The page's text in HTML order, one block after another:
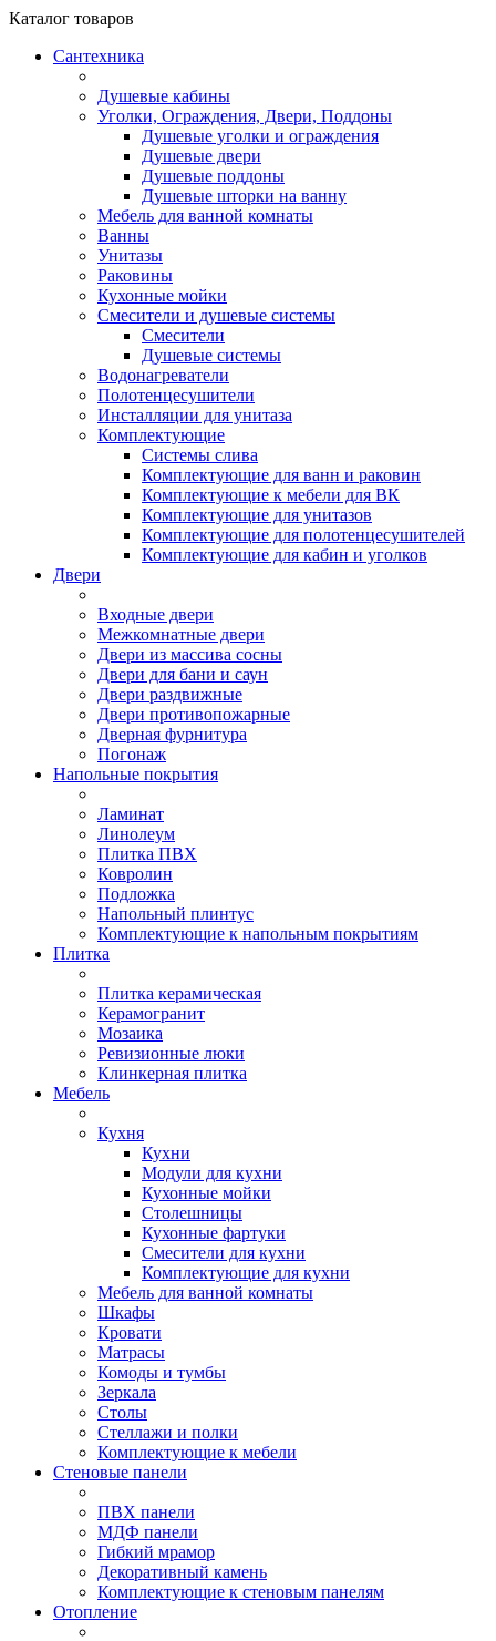
Каталог товаров
Сантехника
Душевые кабины
Уголки, Ограждения, Двери, Поддоны
Душевые уголки и ограждения
Душевые двери
Душевые поддоны
Душевые шторки на ванну
Мебель для ванной комнаты
Ванны
Унитазы
Раковины
Кухонные мойки
Смесители и душевые системы
Смесители
Душевые системы
Водонагреватели
Полотенцесушители
Инсталляции для унитаза
Комплектующие
Системы слива
Комплектующие для ванн и раковин
Комплектующие к мебели для ВК
Комплектующие для унитазов
Комплектующие для полотенцесушителей
Комплектующие для кабин и уголков
Двери
Входные двери
Межкомнатные двери
Двери из массива сосны
Двери для бани и саун
Двери раздвижные
Двери противопожарные
Дверная фурнитура
Погонаж
Напольные покрытия
Ламинат
Линолеум
Плитка ПВХ
Ковролин
Подложка
Напольный плинтус
Комплектующие к напольным покрытиям
Плитка
Плитка керамическая
Керамогранит
Мозаика
Ревизионные люки
Клинкерная плитка
Мебель
Кухня
Кухни
Модули для кухни
Кухонные мойки
Столешницы
Кухонные фартуки
Смесители для кухни
Комплектующие для кухни
Мебель для ванной комнаты
Шкафы
Кровати
Матрасы
Комоды и тумбы
Зеркала
Столы
Стеллажи и полки
Комплектующие к мебели
Стеновые панели
ПВХ панели
МДФ панели
Гибкий мрамор
Декоративный камень
Комплектующие к стеновым панелям
Отопление